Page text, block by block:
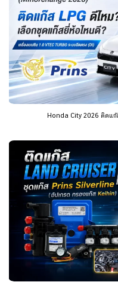
Honda City 2026 ติดแก๊